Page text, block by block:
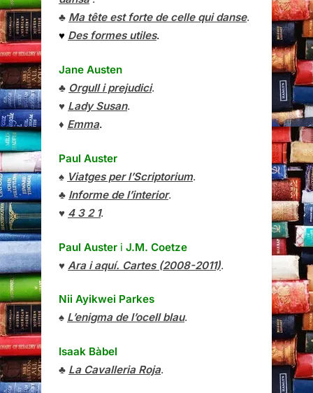
♣ Ma tête est forte de celle qui danse.
♥ Des formes utiles.
Jane Austen
♣ Orgull i prejudici.
♥ Lady Susan.
♦ Emma.
Paul Auster
♠ Viatges per l’Scriptorium.
♣ Informe de l’interior.
♥ 4 3 2 1.
Paul Auster i J.M. Coetze
♥ Ara i aquí. Cartes (2008-2011).
Nii Ayikwei Parkes
♠ L’enigma de l’ocell blau.
Isaak Bàbel
♣ La Cavalleria Roja.